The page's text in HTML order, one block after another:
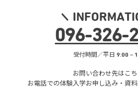
096-326-
受付時間／平日 9:00 –
お問い合わせ先はこち
お電話での体験入学お申し込み・ 資